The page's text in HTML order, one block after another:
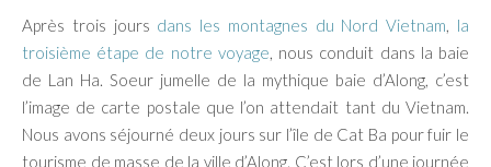
Après trois jours dans les montagnes du Nord Vietnam, la
troisième étape de notre voyage, nous conduit dans la baie
de Lan Ha. Soeur jumelle de la mythique baie d’Along, c’est
l’image de carte postale que l’on attendait tant du Vietnam.
Nous avons séjourné deux jours sur l’île de Cat Ba pour fuir le
tourisme de masse de la ville d’Along. C’est lors d’une journée